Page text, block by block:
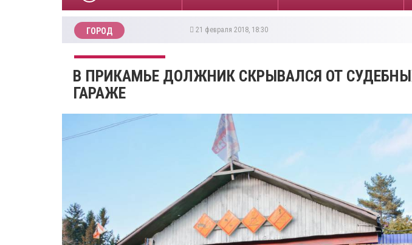
ГОРОД 21 февраля 2018, 18:30
В ПРИКАМЬЕ ДОЛЖНИК СКРЫВАЛСЯ ОТ
ГАРАЖЕ